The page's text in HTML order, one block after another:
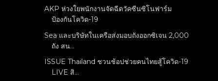
AKP ห่วงใยพนักงานจัดฉีดวัคซีนซิโนฟาร์ม
ป้องกันโควิด-19
Sea และบริษัทในเครือส่งมอบถังออกซิเจน 2,000
ถัง สน...
ISSUE Thailand ชวนช้อปช่วยคนไทยสู้โควิด-19
LIVE สิ...